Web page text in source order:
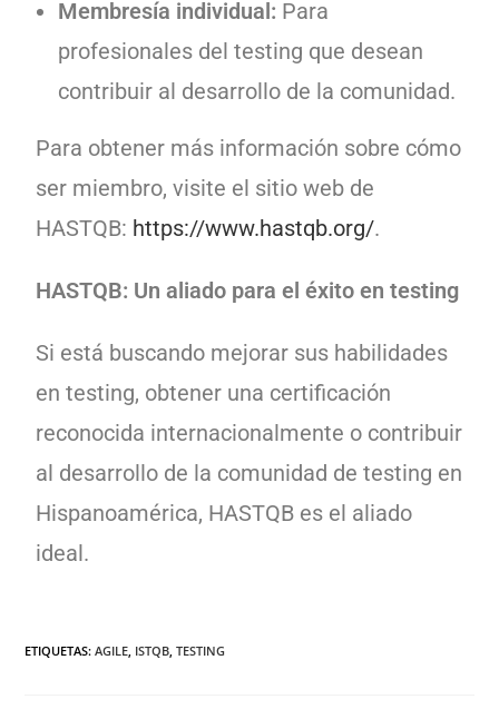
Membresía individual: Para
profesionales del testing que desean
contribuir al desarrollo de la comunidad.
Para obtener más información sobre cómo
ser miembro, visite el sitio web de
HASTQB: https://www.hastqb.org/.
HASTQB: Un aliado para el éxito en testing
Si está buscando mejorar sus habilidades
en testing, obtener una certificación
reconocida internacionalmente o contribuir
al desarrollo de la comunidad de testing en
Hispanoamérica, HASTQB es el aliado
ideal.
ETIQUETAS:AGILE, ISTQB, TESTING